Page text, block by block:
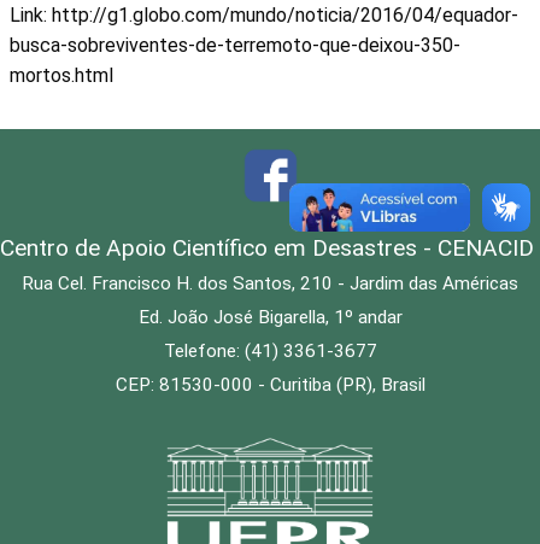
Link: http://g1.globo.com/mundo/noticia/2016/04/equador-
busca-sobreviventes-de-terremoto-que-deixou-350-
mortos.html
Centro de Apoio Científico em Desastres - CENACID
Rua Cel. Francisco H. dos Santos, 210 - Jardim das Américas
Ed. João José Bigarella, 1º andar
Telefone: (41) 3361-3677
CEP: 81530-000 - Curitiba (PR), Brasil